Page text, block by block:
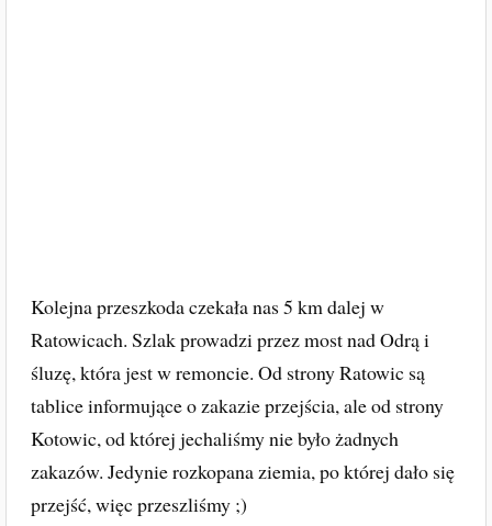
Kolejna przeszkoda czekała nas 5 km dalej w
Ratowicach. Szlak prowadzi przez most nad Odrą i
śluzę, która jest w remoncie. Od strony Ratowic są
tablice informujące o zakazie przejścia, ale od strony
Kotowic, od której jechaliśmy nie było żadnych
zakazów. Jedynie rozkopana ziemia, po której dało się
przejść, więc przeszliśmy ;)